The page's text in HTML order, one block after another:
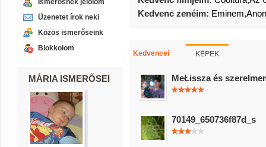
Ismerősnek jelölöm
Üzenetet írok neki
Közös ismerőseink
Blokkolom
MÁRIA ISMERŐSEI
Kedvenc zenéim:
Kedvencei KÉPEK
MeŁissza és
70149_650736f87d_s